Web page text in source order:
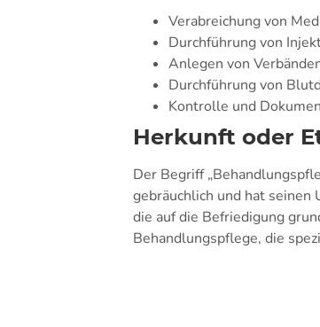
Verabreichung von
Durchführung von
Anlegen von
Durchführung von
Kontrolle und
Herkunft oder
Der Begriff
gebräuchlich und hat
die auf die Befriedigung
Behandlungspflege, die